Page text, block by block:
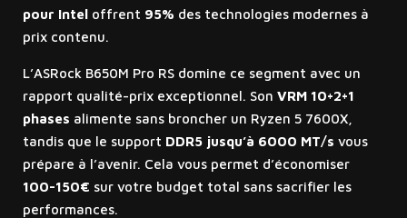
pour Inteloffrent 95% des technologies modernes à
prix contenu.
L’ASRock B650M Pro RS domine ce segment avec un
rapport qualité-prix exceptionnel. Son VRM 10+2+1
phases alimente sans broncher un Ryzen 5 7600X,
tandis que le support DDR5 jusqu’à 6000 MT/s vous
prépare à l’avenir. Cela vous permet d’économiser
100-150€ sur votre budget total sans sacrifier les
performances.